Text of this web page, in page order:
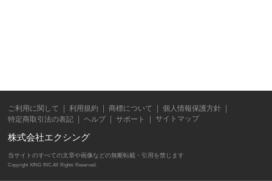
ご利用に関して 利用規約 商標について
個人情報保護方針
特定商取引法の表記
ヘルプ サポート サイトマップ
株式会社エクシング
当サイトのすべての文章や画像などの無断転載・引用を禁じます
Copyright XING INC.All Rights Reserved.